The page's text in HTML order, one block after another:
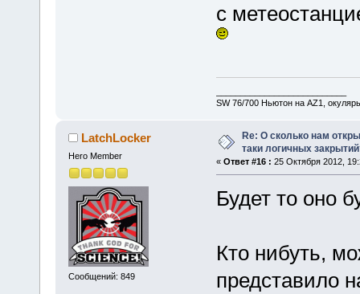
с
SW 76/700 Ньютон на AZ1,
LatchLocker
Hero Member
Сообщений: 849
Re: О сколько нам
таки логичных
« Ответ #16 : 25 Октября 2012,
Будет то оно
Кто нибуть,
представило